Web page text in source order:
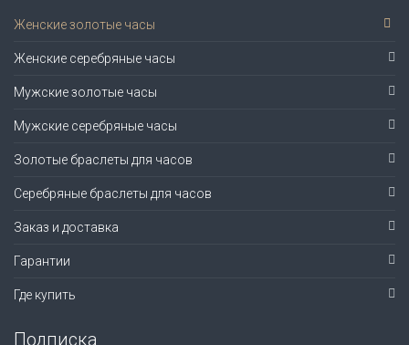
Женские золотые часы
Женские серебряные часы
Мужские золотые часы
Мужские серебряные часы
Золотые браслеты для часов
Серебряные браслеты для часов
Заказ и доставка
Гарантии
Где купить
Подписка